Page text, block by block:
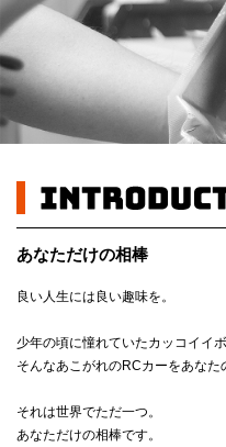
あなただけの相棒
良い人生には良い趣味を。
少年の頃に憧れていたカッコイイ
そんなあこがれのRCカーをあな
それは世界でただ一つ。
あなただけの相棒です。